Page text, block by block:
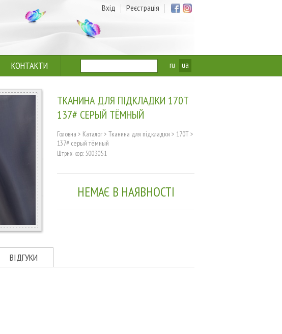
Вхід Реєстрація
КОНТАКТИ ru ua
ТКАНИНА ДЛЯ ПІДКЛАДКИ 170T
137# СЕРЫЙ ТЁМНЫЙ
Головна > Каталог> Тканина для підкладки > 170T>
137# серый тёмный
Штрих-код: 5003051
НЕМАЄ В НАЯВНОСТІ
ВІДГУКИ